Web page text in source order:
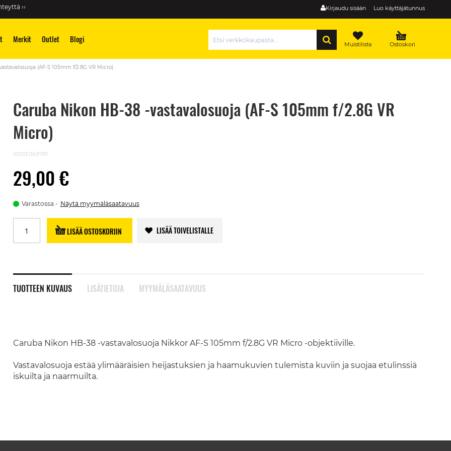
Kirjaudu sisään Luo käyttäjätunnus
››
Merkit Outlet Blogi Ostoskori
Muistilista
(AF-S 105mm f/2.8G VR Micro)
Caruba Nikon HB-38 -vastavalosuoja (AF-S 105mm f/2.8G VR
Micro)
1000D169791
29,00 €
Varastossa Näytä myymäläsaatavuus
LISÄÄ OSTOSKORIIN LISÄÄ TOIVELISTALLE
TUOTTEEN KUVAUS
Caruba Nikon HB-38 -vastavalosuoja Nikkor AF-S 105mm f/2.8G VR Micro -objektiiville.
Vastavalosuoja estää ylimääräisien heijastuksien ja haamukuvien tulemista kuviin ja suojaa etulinssiä
iskuilta ja naarmuilta.
LISÄTIETOJA MYYMÄLÄSAATAVUUS